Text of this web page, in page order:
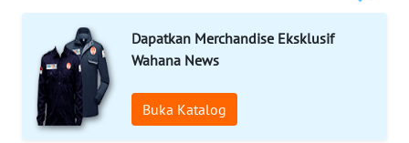
Dapatkan Merchandise Eksklusif
Wahana News
Buka Katalog
OTOMOTIF
WAHANA
HEALTH